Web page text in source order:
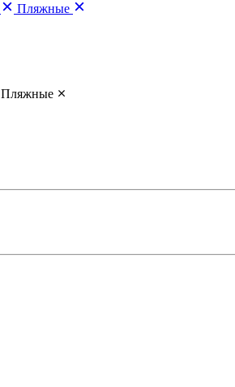
Пляжные
Пляжные